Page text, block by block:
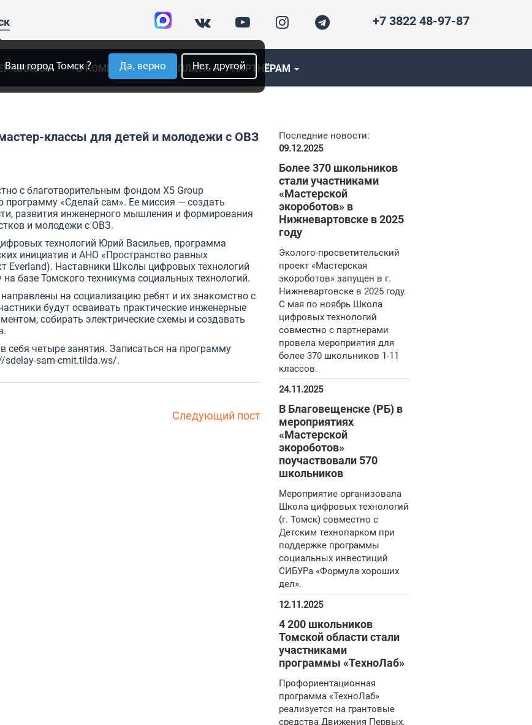
Ваш город Томск ? Да, верно Нет, другой
+7 3822 48-97-87
КЛАССЫ О КОМПАНИИ ОПЛАТА ПАРТНЁРАМ
классы для детей и молодежи с ОВЗ
с благотворительным фондом X5 Group
«Сделай сам». Ее миссия — создать
развития инженерного мышления и формирования
и молодежи с ОВЗ.
технологий Юрий Васильев, программа
инициатив и АНО «Пространство равных
Everland). Наставники Школы цифровых технологий
базе Томского техникума социальных технологий.
на социализацию ребят и их знакомство с
будут осваивать практические инженерные
собирать электрические схемы и создавать
четыре занятия. Записаться на программу
sdelay-sam-cmit.tilda.ws/.
Следующий пост
Последние новости:
09.12.2025
Более 370 школьников
стали участниками
«Мастерской
экороботов» в
Нижневартовске в 2025
году
Эколого-просветительский
проект «Мастерская
экороботов» запущен в г.
Нижневартовске в 2025 году.
С мая по ноябрь Школа
цифровых технологий
совместно с партнерами
провела мероприятия для
более 370 школьников 1-11
классов.
24.11.2025
В Благовещенске (РБ) в
мероприятиях
«Мастерской
экороботов»
поучаствовали 570
школьников
Мероприятие организовала
Школа цифровых технологий
(г. Томск) совместно с
Детским технопарком при
поддержке программы
социальных инвестиций
СИБУРа «Формула хороших
дел».
12.11.2025
4 200 школьников
Томской области стали
участниками
программы «ТехноЛаб»
Профориентационная
программа «ТехноЛаб»
реализуется на грантовые
средства Движения Первых.